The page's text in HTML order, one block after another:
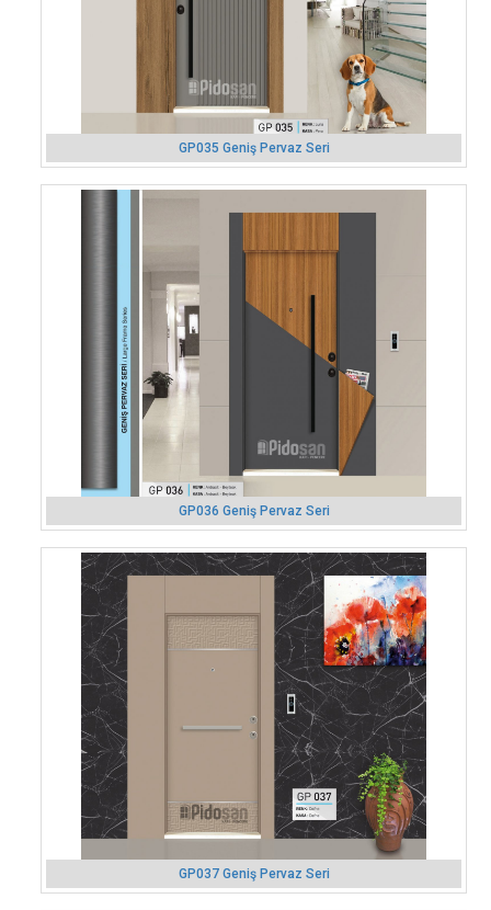
GP035 Geniş Pervaz Seri
GP036 Geniş Pervaz Seri
GP037 Geniş Pervaz Seri